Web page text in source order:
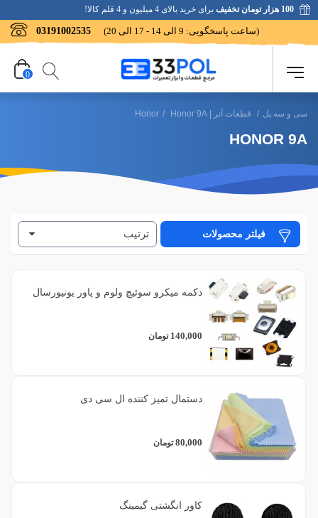
100 هزار تومان تخفیف برای خرید بالای 4 میلیون و 4 قلم کالا!
03191002535 (ساعت پاسخگویی: 9 الی 14 - 17 الی 20)
0
سی و سه پل / قطعات آنر | Honor / Honor 9A
HONOR 9A
فیلتر محصولات ترتیب
دکمه میکرو سوئیچ ولوم و پاور یونیورسال
140,000 تومان
دستمال تمیز کننده ال سی دی
80,000 تومان
کاور انگشتی گیمینگ